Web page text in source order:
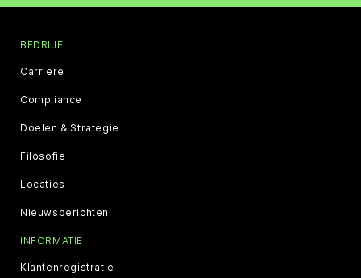
BEDRIJF
Carriere
Compliance
Doelen & Strategie
Filosofie
Locaties
Nieuwsberichten
INFORMATIE
Klantenregistratie